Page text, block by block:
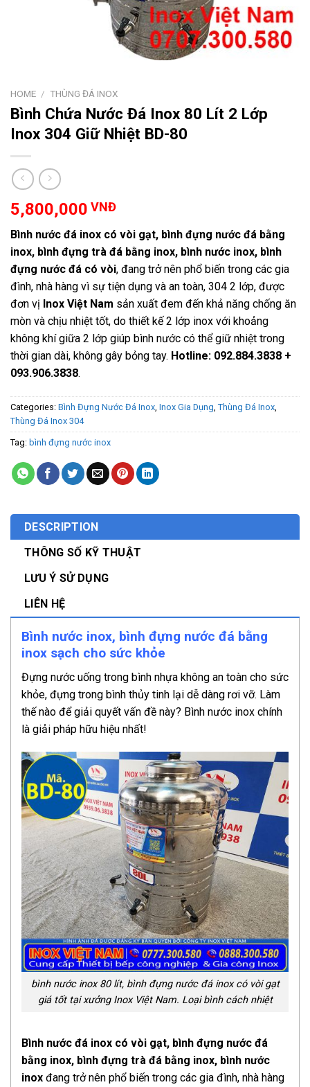
HOME / THÙNG ĐÁ INOX
Bình Chứa Nước Đá Inox 80 Lít 2 Lớp
Inox 304 Giữ Nhiệt BD-80
5,800,000 VNĐ
Bình nước đá inox có vòi gạt, bình đựng nước đá bằng
inox, bình đựng trà đá bằng inox, bình nước inox, bình
đựng nước đá có vòi, đang trở nên phổ biến trong các gia
đình, nhà hàng vì sự tiện dụng và an toàn, 304 2 lớp, được
đơn vị Inox Việt Nam sản xuất đem đến khả năng chống ăn
mòn và chịu nhiệt tốt, do thiết kế 2 lớp inox với khoảng
không khí giữa 2 lớp giúp bình nước có thể giữ nhiệt trong
thời gian dài, không gây bỏng tay. Hotline: 092.884.3838 +
093.906.3838.
Categories: Bình Đựng Nước Đá Inox, Inox Gia Dụng, Thùng Đá Inox,
Thùng Đá Inox 304
Tag: bình đựng nước inox
DESCRIPTION
THÔNG SỐ KỸ THUẬT
LƯU Ý SỬ DỤNG
LIÊN HỆ
Bình nước inox, bình đựng nước đá bằng
inox sạch cho sức khỏe
Đựng nước uống trong bình nhựa không an toàn cho sức
khỏe, đựng trong bình thủy tinh lại dễ dàng rơi vỡ. Làm
thế nào để giải quyết vấn đề này? Bình nước inox chính
là giải pháp hữu hiệu nhất!
bình nước inox 80 lít, bình đựng nước đá inox có vòi gạt
giá tốt tại xưởng Inox Việt Nam. Loại bình cách nhiệt
Bình nước đá inox có vòi gạt, bình đựng nước đá
bằng inox, bình đựng trà đá bằng inox, bình nước
inox đang trở nên phổ biến trong các gia đình, nhà hàng